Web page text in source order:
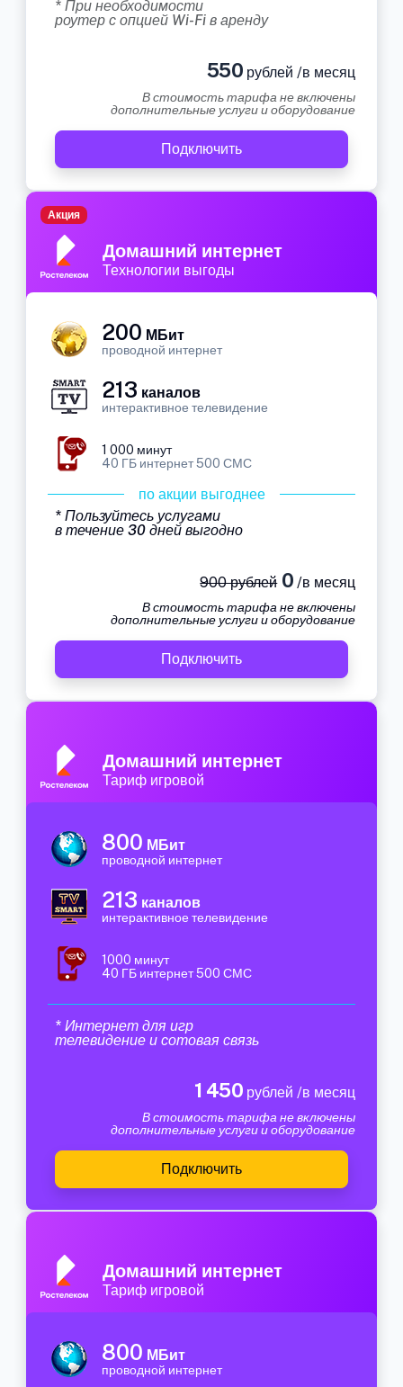
* При необходимости
роутер с опцией Wi-Fi в аренду
550 рублей /в месяц
В стоимость тарифа не включены
дополнительные услуги и оборудование
Подключить
Домашний интернет
Технологии выгоды
Акция
200 МБит
проводной интернет
213 каналов
интерактивное телевидение
1 000 минут
40 ГБ интернет 500 СМС
по акции выгоднее
* Пользуйтесь услугами
в течение 30 дней выгодно
900 рублей0 /в месяц
В стоимость тарифа не включены
дополнительные услуги и оборудование
Подключить
Домашний интернет
Тариф игровой
800 МБит
проводной интернет
213 каналов
интерактивное телевидение
1000 минут
40 ГБ интернет 500 СМС
* Интернет для игр
телевидение и сотовая связь
1 450 рублей /в месяц
В стоимость тарифа не включены
дополнительные услуги и оборудование
Подключить
Домашний интернет
Тариф игровой
800 МБит
проводной интернет